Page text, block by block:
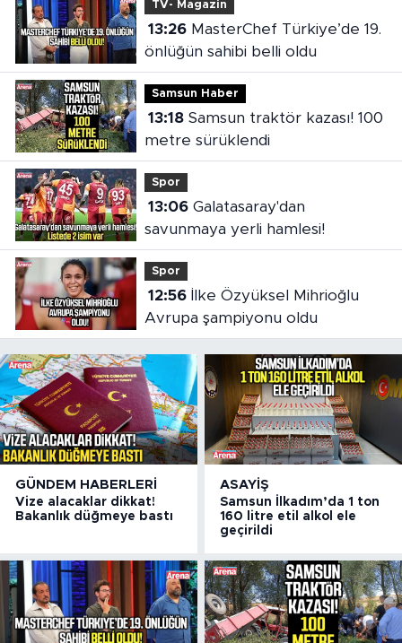
TV- Magazin
13:26MasterChef Türkiye’de 19.
önlüğün sahibi belli oldu
Samsun Haber
13:18Samsun traktör kazası! 100
metre sürüklendi
Spor
13:06Galatasaray'dan
savunmaya yerli hamlesi!
Spor
12:56İlke Özyüksel Mihrioğlu
Avrupa şampiyonu oldu
GÜNDEM HABERLERI
Vize alacaklar dikkat!
Bakanlık düğmeye bastı
ASAYIŞ
Samsun İlkadım’da 1 ton
160 litre etil alkol ele
geçirildi